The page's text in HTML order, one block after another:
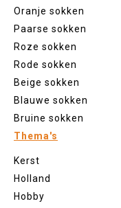
Oranje sokken
Paarse sokken
Roze sokken
Rode sokken
Beige sokken
Blauwe sokken
Bruine sokken
Thema's
Kerst
Holland
Hobby